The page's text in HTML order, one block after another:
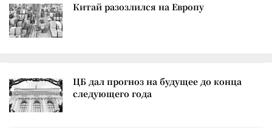
Китай разозлился на Европу
ЦБ дал прогноз на будущее до конца
следующего года